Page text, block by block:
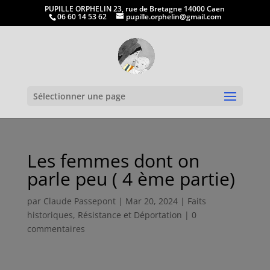
PUPILLE ORPHELIN 23, rue de Bretagne 14000 Caen
06 60 14 53 62 pupille.orphelin@gmail.com
Sélectionner une page
Les femmes dont on
parle peu ( 4 ème partie)
par Claude Passepont| Mar 20, 2024| Faits
historiques, Résistance et Déportation | 0
commentaires